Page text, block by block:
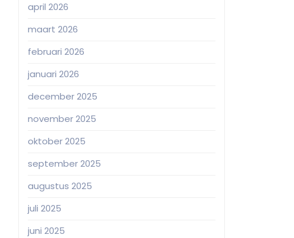
april 2026
maart 2026
februari 2026
januari 2026
december 2025
november 2025
oktober 2025
september 2025
augustus 2025
juli 2025
juni 2025